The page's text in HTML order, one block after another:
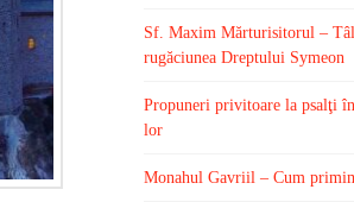
Sf. Maxim Mărturisitorul –
rugăciunea Dreptului Symeon
Propuneri privitoare la psalţi
lor
Monahul Gavriil – Cum